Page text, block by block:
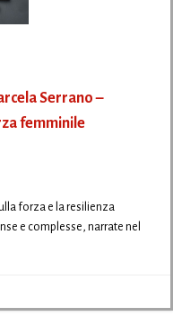
Serrano –
femminile
forza e la resilienza
e complesse, narrate nel